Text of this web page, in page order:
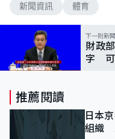
新聞資訊 體育
下一則新聞
財政
字 可
推薦閱讀
日本
組織